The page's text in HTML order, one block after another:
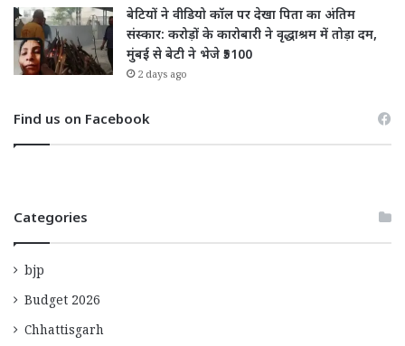
बेटियों ने वीडियो कॉल पर देखा पिता का अंतिम
संस्कार: करोड़ों के कारोबारी ने वृद्धाश्रम में तोड़ा दम,
मुंबई से बेटी ने भेजे ₹5100
2 days ago
Find us on Facebook
Categories
bjp
Budget 2026
Chhattisgarh